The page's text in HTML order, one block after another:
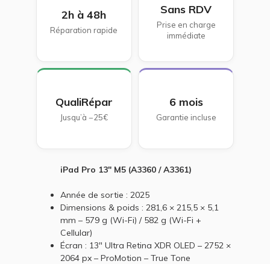
2h à 48h
Réparation rapide
Sans RDV
Prise en charge
immédiate
QualiRépar
Jusqu’à −25€
6 mois
Garantie incluse
iPad Pro 13" M5 (A3360 / A3361)
Année de sortie : 2025
Dimensions & poids : 281,6 × 215,5 × 5,1
mm – 579 g (Wi-Fi) / 582 g (Wi-Fi +
Cellular)
Écran : 13" Ultra Retina XDR OLED – 2752 ×
2064 px – ProMotion – True Tone